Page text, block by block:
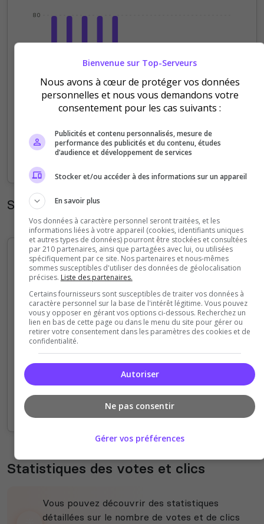
0
80
Statistiques horaires
2
4
6
8
22h 00h 02h 04h 06h
Statistiques des votes et clics
Vous pouvez découvrir des statistiques
détaillées sur le nombre de votes et de clics
Bienvenue sur Top-Serveurs
Nous avons à cœur de protéger vos données
personnelles et nous vous demandons votre
consentement pour les cas suivants :
Publicités et contenu personnalisés, mesure de
performance des publicités et du contenu, études
d’audience et développement de services
Stocker et/ou accéder à des informations sur un appareil
En savoir plus
Vos données à caractère personnel seront traitées, et les
informations liées à votre appareil (cookies, identifiants uniques
et autres types de données) pourront être stockées et consultées
par 210 partenaires, ainsi que partagées avec lui, ou utilisées
spécifiquement par ce site. Nos partenaires et nous-mêmes
sommes susceptibles d'utiliser des données de géolocalisation
précises. Liste des partenaires.
Certains fournisseurs sont susceptibles de traiter vos données à
caractère personnel sur la base de l'intérêt légitime. Vous pouvez
vous y opposer en gérant vos options ci-dessous. Recherchez un
lien en bas de cette page ou dans le menu du site pour gérer ou
retirer votre consentement dans les paramètres des cookies et de
confidentialité.
Autoriser
Ne pas consentir
Gérer vos préférences